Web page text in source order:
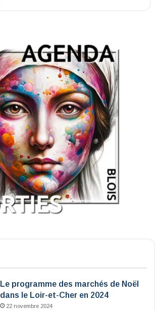
Le programme des marchés de Noël
dans le Loir-et-Cher en 2024
22 novembre 2024